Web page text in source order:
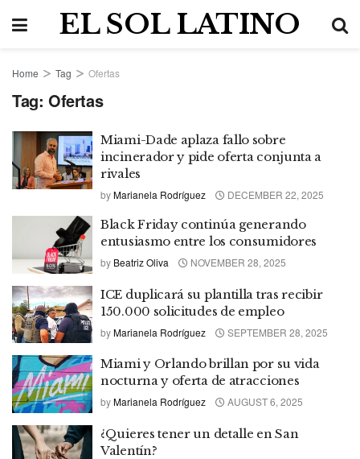
EL SOL LATINO
Home Tag Ofertas
Tag: Ofertas
Miami-Dade aplaza fallo sobre
incinerador y pide oferta conjunta a
rivales
byMarianela Rodríguez DECEMBER 22, 2025
Black Friday continúa generando
entusiasmo entre los consumidores
by Beatriz Oliva NOVEMBER 28, 2025
ICE duplicará su plantilla tras recibir
150.000 solicitudes de empleo
byMarianela Rodríguez SEPTEMBER 28, 2025
Miami y Orlando brillan por su vida
nocturna y oferta de atracciones
byMarianela Rodríguez AUGUST 6, 2025
¿Quieres tener un detalle en San
Valentín?